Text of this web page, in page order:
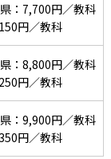
：7,700円／教科
円／教科
：8,800円／教科
円／教科
：9,900円／教科
円／教科